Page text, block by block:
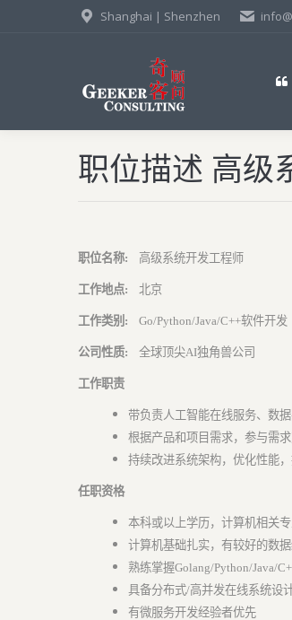
Shanghai | Shenzhen
职位描述 高级
职位名称: 高级系统开发工程师
工作地点: 北京
工作类别: Go/Python/Java/C++软件开发
公司性质: 全球顶尖AI独角兽公司
工作职责
带负责人工智能在线服务、数
根据产品和项目需求，参与需
持续改进系统架构，优化性能
任职资格
本科或以上学历，计算机相关
计算机基础扎实，有较好的数
熟练掌握Golang/Python/Java/
具备分布式/高并发在线系统设
有微服务开发经验者优先